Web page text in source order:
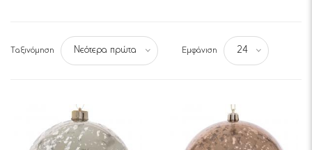
Ταξινόμηση Νεότερα πρώτα Εμφάνιση 24